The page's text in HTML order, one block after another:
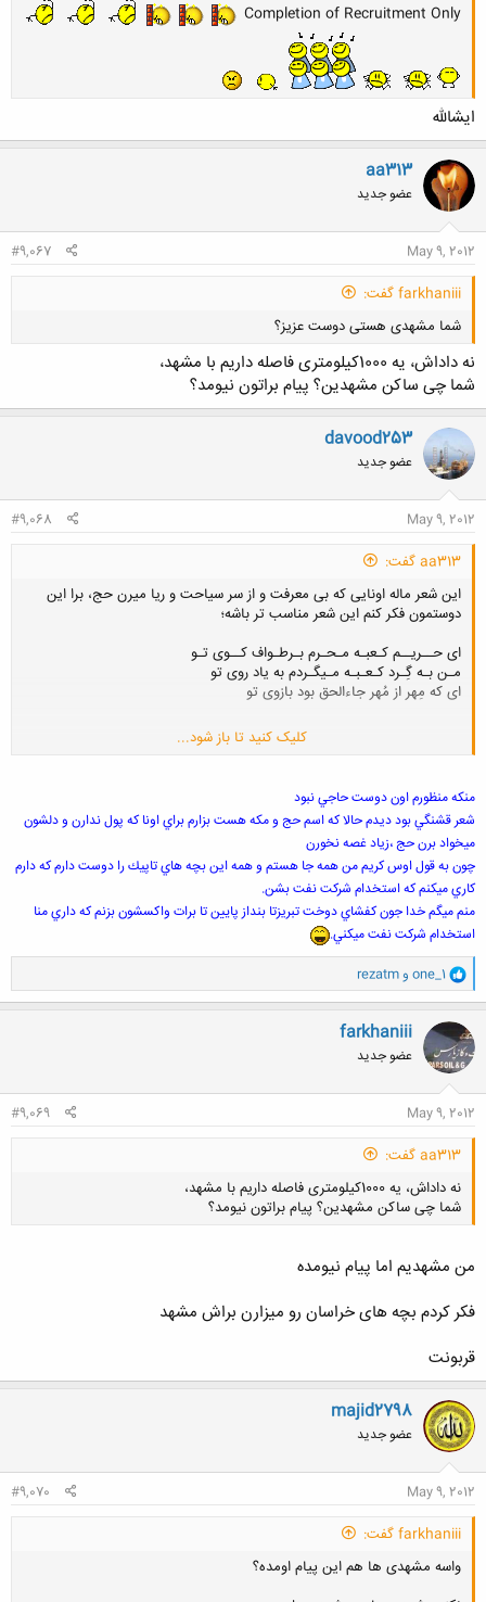
Completion of Recruitment Only
ایشالله
aa313
عضو جدید
May 9, 2012
#9,067
farkhaniii گفت:
شما مشهدی هستی دوست عزیز؟
نه داداش، یه 1000کیلومتری فاصله داریم با مشهد،
شما چی ساکن مشهدین؟ پیام براتون نیومد؟
davood253
عضو جدید
May 9, 2012
#9,068
aa313 گفت:
این شعر ماله اونایی که بی معرفت و از سر سیاحت و ریا میرن حج، برا این
دوستمون فکر کنم این شعر مناسب تر باشه؛
ای حــریــم کـعبـه مـحـرم بـرطـواف کــوی تـو
مـن بـه گِـرد کـعـبـه مـی‏گـردم به یاد روی تو
ای که مِهر از مُهر جاءالحق بود بازوی تو
زشت است اگر بر سر میعاد نیایی
کلیک کنید تا باز شود...
منكه منظورم اون دوست حاجي نبود
شعر قشنگي بود ديدم حالا كه اسم حج و مكه هست بزارم براي اونا كه پول ندارن و دلشون
ميخواد برن حج ،زياد غصه نخورن
چون به قول اوس كريم من همه جا هستم و همه اين بچه هاي تاپيك را دوست دارم كه دارم
كاري ميكنم كه استخدام شركت نفت بشن.
منم ميگم خدا جون كفشاي دوخت تبريزتا بنداز پايين تا برات واكسشون بزنم كه داري منا
استخدام شركت نفت ميكني.
و
ا
ک
ن
ش
ه
ا
one_1 وrezatm
farkhaniii
عضو جدید
May 9, 2012
#9,069
aa313 گفت:
نه داداش، یه 1000کیلومتری فاصله داریم با مشهد،
شما چی ساکن مشهدین؟ پیام براتون نیومد؟
من مشهدیم اما پیام نیومده
فکر کردم بچه های خراسان رو میزارن براش مشهد
قربونت
majid2798
عضو جدید
May 9, 2012
#9,070
farkhaniii گفت:
واسه مشهدی ها هم این پیام اومده؟